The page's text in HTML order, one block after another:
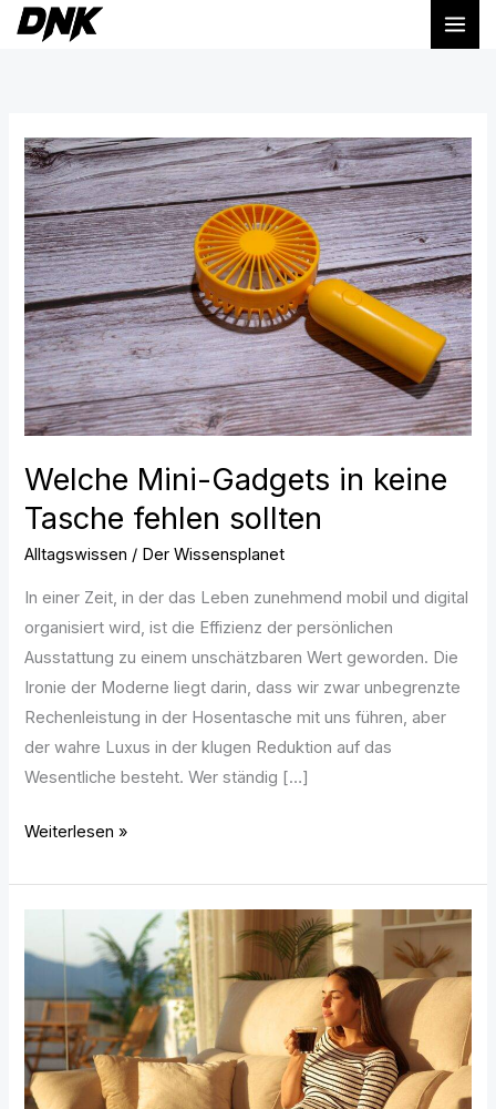
Zum
Welche Mini-Gadgets in keine
Tasche fehlen sollten
Alltagswissen / Der Wissensplanet
In einer Zeit, in der das Leben zunehmend mobil und digital
organisiert wird, ist die Effizienz der persönlichen
Ausstattung zu einem unschätzbaren Wert geworden. Die
Ironie der Moderne liegt darin, dass wir zwar unbegrenzte
Rechenleistung in der Hosentasche mit uns führen, aber
der wahre Luxus in der klugen Reduktion auf das
Wesentliche besteht. Wer ständig […]
Welche
Mini-
Gadgets
in
keine
Tasche
fehlen
sollten
Weiterlesen »
Wohnpsychologie:
Wie
das
Wohlbefinden
beeinflussen